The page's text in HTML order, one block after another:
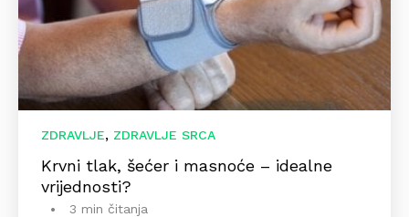
ZDRAVLJE, ZDRAVLJE SRCA
Krvni tlak, šećer i masnoće – idealne
vrijednosti?
3 min čitanja